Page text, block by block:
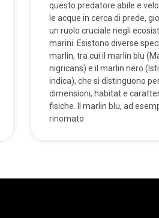
questo predatore abile e
le acque in cerca di prede,
un ruolo cruciale negli
marini. Esistono diverse
marlin, tra cui il marlin blu
nigricans) e il marlin nero
indica), che si distinguono
dimensioni, habitat e
fisiche. Il marlin blu, ad
rinomato